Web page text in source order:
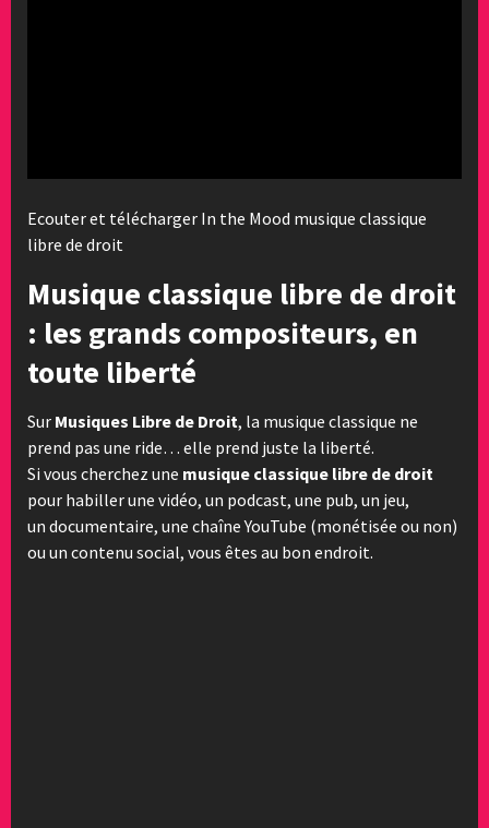
Ecouter et télécharger In the Mood musique classique
libre de droit
Musique classique libre de droit
: les grands compositeurs, en
toute liberté
Sur Musiques Libre de Droit, la musique classique ne
prend pas une ride… elle prend juste la liberté.
Si vous cherchez une musique classique libre de droit
pour habiller une vidéo, un podcast, une pub, un jeu,
un documentaire, une chaîne YouTube (monétisée ou non)
ou un contenu social, vous êtes au bon endroit.